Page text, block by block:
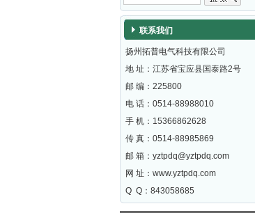
联系我们
扬州拓普电气科技有限公司
地 址：江苏省宝应县国泰路2号
邮 编： 225800
电 话：0514-88988010
手 机：15366862628
传 真：0514-88985869
邮 箱： yztpdq@yztpdq.com
网 址： www.yztpdq.com
Q Q：843058685